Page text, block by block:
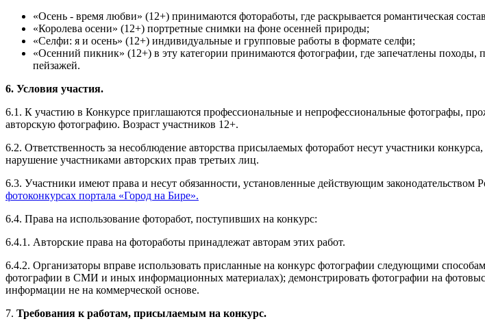
«Осень - время любви» (12+) принимаются фотоработы, где раскрывается романтическая
«Королева осени» (12+) портретные снимки на фоне осенней природы;
«Селфи: я и осень» (12+) индивидуальные и групповые работы в формате селфи;
«Осенний пикник» (12+) в эту категории принимаются фотографии, где запечатлены
пейзажей.
6. Условия участия.
6.1. К участию в Конкурсе приглашаются профессиональные и непрофессиональные фотографы,
авторскую фотографию. Возраст участников 12+.
6.2. Ответственность за несоблюдение авторства присылаемых фоторабот несут участники
нарушение участниками авторских прав третьих лиц.
6.3. Участники имеют права и несут обязанности, установленные действующим
фотоконкурсах портала «Город на Бире».
6.4. Права на использование фоторабот, поступивших на конкурс:
6.4.1. Авторские права на фотоработы принадлежат авторам этих работ.
6.4.2. Организаторы вправе использовать присланные на конкурс фотографии следующими
фотографии в СМИ и иных информационных материалах); демонстрировать фотографии на
информации не на коммерческой основе.
7. Требования к работам, присылаемым на конкурс.